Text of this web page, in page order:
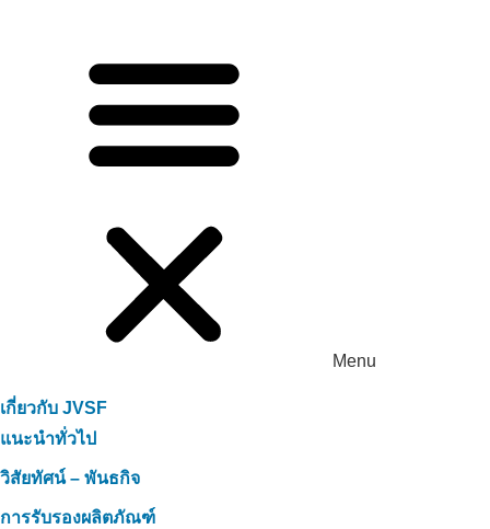
Menu
เกี่ยวกับ JVSF
แนะนำทั่วไป
วิสัยทัศน์ – พันธกิจ
การรับรองผลิตภัณฑ์